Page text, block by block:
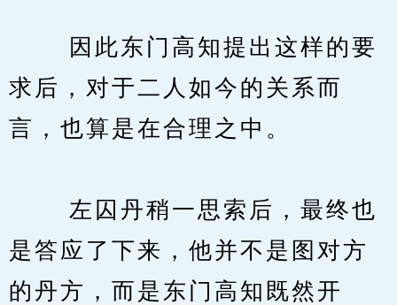
因此东门高知提出这样的要
求后，对于二人如今的关系而
言，也算是在合理之中。
左囚丹稍一思索后，最终也
是答应了下来，他并不是图对方
的丹方，而是东门高知既然开